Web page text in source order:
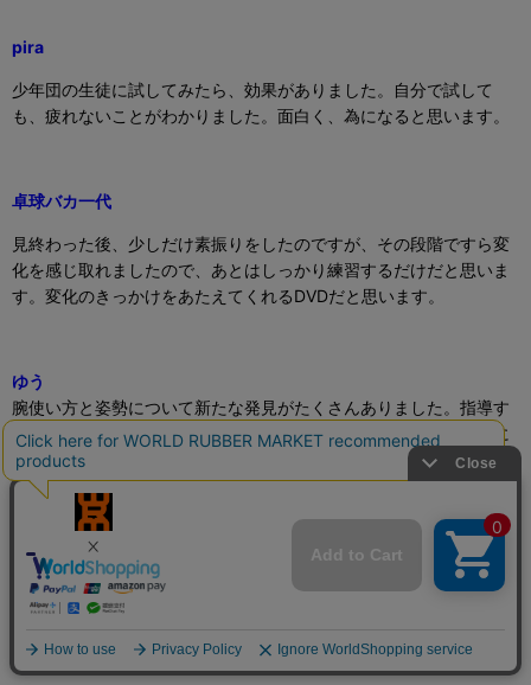
pira
少年団の生徒に試してみたら、効果がありました。自分で試して
も、疲れないことがわかりました。面白く、為になると思います。
卓球バカ一代
見終わった後、少しだけ素振りをしたのですが、その段階ですら変
化を感じ取れましたので、あとはしっかり練習するだけだと思いま
す。変化のきっかけをあたえてくれるDVDだと思います。
ゆう
腕使い方と姿勢について新たな発見がたくさんありました。指導す
る時に使っています。胸鎖関節の指導で楽しく打つ感覚を中学生に
も体験できました。ありがとうございました。
視野のとり方、腕の使い方、体重のかけ方、バックハンドの打ち方
など、いずれも他では教えてもらえないことばかりだった。これか